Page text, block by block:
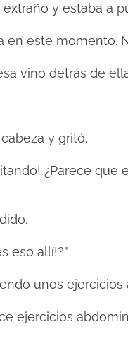
y estaba a
en este momento.
vino detrás de
y gritó.
¿Parece
eso allí!?”
unos
ejercicios